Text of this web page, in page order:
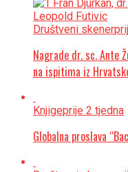
Društveni skener
Nagrade dr. sc. Ante
na ispitima iz
Knjigeprije 2 tjedna
Globalna proslava